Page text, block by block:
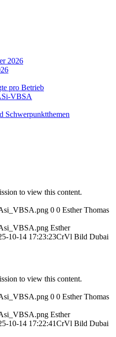
2026
pro Betrieb
VBSA
Schwerpunktthemen
to view this content.
0 0 Esther Thomas
Esther
10-14 17:23:23CrVl Bild Dubai
to view this content.
0 0 Esther Thomas
Esther
10-14 17:22:41CrVl Bild Dubai